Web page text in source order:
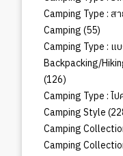
Camping Type : ส
Camping 5555
สินค้า
Camping Type : แ
Backpacking/
126126
สินค้า
Camping Type : ไ
Camping Style
Camping
Camping